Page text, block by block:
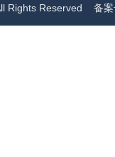
Rights Reserved 备